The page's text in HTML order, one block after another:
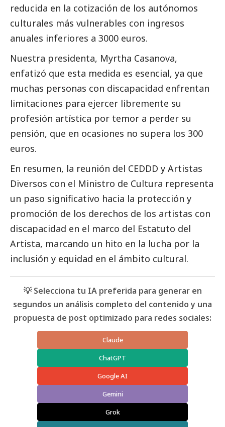
reducida en la cotización de los autónomos
culturales más vulnerables con ingresos
anuales inferiores a 3000 euros.
Nuestra presidenta, Myrtha Casanova,
enfatizó que esta medida es esencial, ya que
muchas personas con discapacidad enfrentan
limitaciones para ejercer libremente su
profesión artística por temor a perder su
pensión, que en ocasiones no supera los 300
euros.
En resumen, la reunión del CEDDD y Artistas
Diversos con el Ministro de Cultura representa
un paso significativo hacia la protección y
promoción de los derechos de los artistas con
discapacidad en el marco del Estatuto del
Artista, marcando un hito en la lucha por la
inclusión y equidad en el ámbito cultural.
💡 Selecciona tu IA preferida para generar en
segundos un análisis completo del contenido y una
propuesta de post optimizado para redes sociales:
Claude
ChatGPT
Google AI
Gemini
Grok